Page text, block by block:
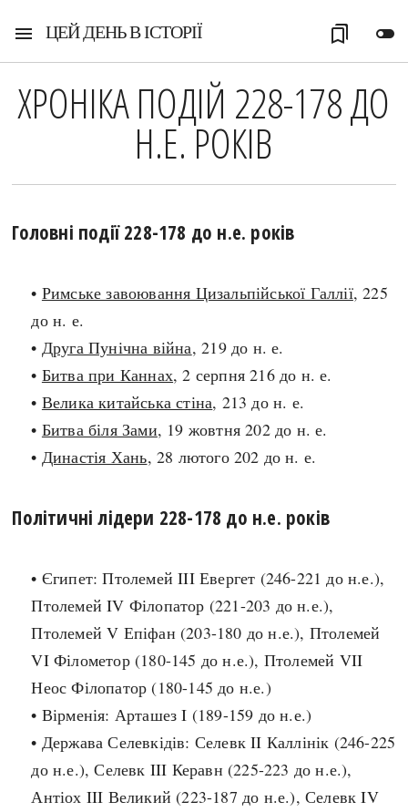
menu ЦЕЙ ДЕНЬ В ІСТОРІЇ toggle_off
bookmarks
ЗАГОЛОВКИ
ПРАВИЛА ЖИТТЯ
ВИ (НЕ) ЗНАЛИ
КРУГЛІ ДАТИ
КАРТИ
НОТА БЕНЕ
ФОТОІСТОРІЇ
ІНФОГРАФІКА
ПРЯМА МОВА
МОЯ ІСТОРІЯ
Рубрики Україна
ХРОНІКА ПОДІЙ 228-178 ДО
Н.Е. РОКІВ
Головні події 228-178 до н.е. років
• Римське завоювання Цизальпійської Галлії, 225
до н. е.
• Друга Пунічна війна, 219 до н. е.
• Битва при Каннах, 2 серпня 216 до н. е.
• Велика китайська стіна, 213 до н. е.
• Битва біля Зами, 19 жовтня 202 до н. е.
• Династія Хань, 28 лютого 202 до н. е.
Політичні лідери 228-178 до н.е. років
• Єгипет: Птолемей III Евергет (246-221 до н.е.),
Птолемей IV Філопатор (221-203 до н.е.),
Птолемей V Епіфан (203-180 до н.е.), Птолемей
VI Філометор (180-145 до н.е.), Птолемей VII
Неос Філопатор (180-145 до н.е.)
• Вірменія: Арташез I (189-159 до н.е.)
• Держава Селевкідів: Селевк II Каллінік (246-225
до н.е.), Селевк III Керавн (225-223 до н.е.),
Антіох III Великий (223-187 до н.е.), Селевк IV